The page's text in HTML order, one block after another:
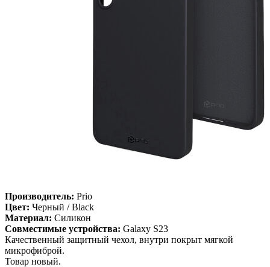
Производитель: Prio
Цвет: Черный / Black
Материал: Силикон
Совместимые устройства: Galaxy S23
Качественный защитный чехол, внутри покрыт мягкой
микрофиброй.
Товар новый.